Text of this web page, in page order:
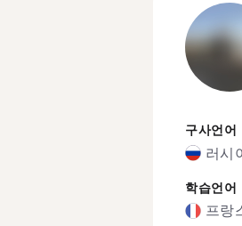
구사언어
러시
학습언어
프랑